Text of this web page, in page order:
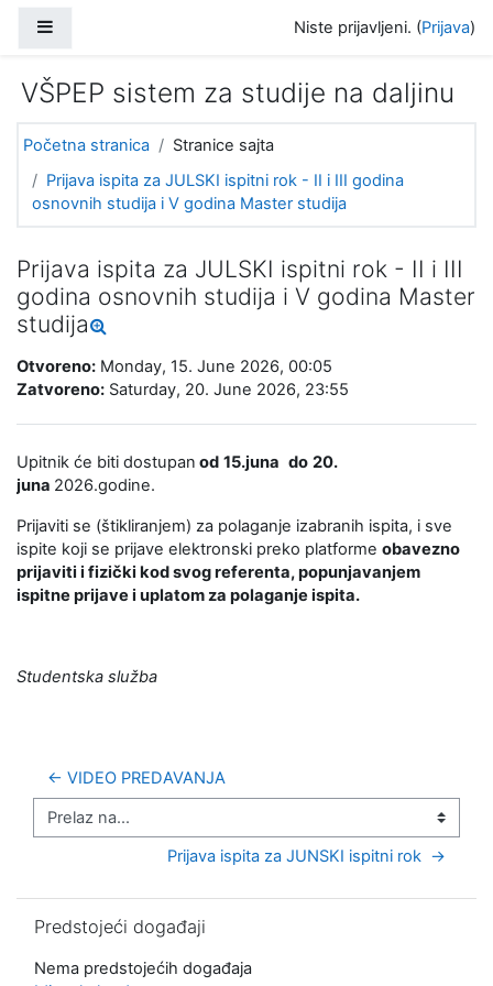
Niste prijavljeni. (Prijava)
VŠPEP sistem za studije na daljinu
Početna stranica
Stranice sajta
Prijava ispita za JULSKI ispitni rok - II i III godina
osnovnih studija i V godina Master studija
Prijava ispita za JULSKI ispitni rok - II i III
godina osnovnih studija i V godina Master
studija
Otvoreno: Monday, 15. June 2026, 00:05
Zatvoreno: Saturday, 20. June 2026, 23:55
Upitnik će biti dostupan od 15.juna do 20.
juna 2026.godine.
Prijaviti se (štikliranjem) za polaganje izabranih ispita, i sve
ispite koji se prijave elektronski preko platforme obavezno
prijaviti i fizički kod svog referenta, popunjavanjem
ispitne prijave i uplatom za polaganje ispita.
Studentska služba
← VIDEO PREDAVANJA
Prelaz na...
Prijava ispita za JUNSKI ispitni rok  →
Predstojeći događaji
Nema predstojećih događaja